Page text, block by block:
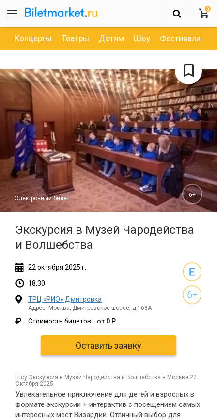
0
Концерты Театры Детям Шоу Фестивали
Экскурсия в Музей Чародейства
и Волшебства
Электронный билет 6+
22 октября 2025 г.
18:30
ТРЦ «РИО» Дмитровка
Адрес: Москва, Дмитровское шоссе, д 163А
₽ Стоимость билетов: от 0 Р.
Оставить заявку
шоу Экскурсия в Музей Чародейства и Волшебства в Москве 22
Октября 2025.
Увлекательное приключение для детей и взрослых в
формате экскурсии + интерактив с посещением самых
интересных мест Визардии. Отличный выбор для